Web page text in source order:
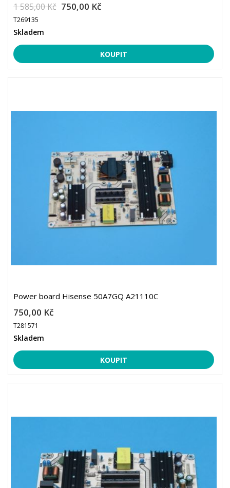
1 585,00 Kč 750,00 Kč
T269135
Skladem
Power board Hisense 50A7GQ A21110C
750,00 Kč
T281571
Skladem